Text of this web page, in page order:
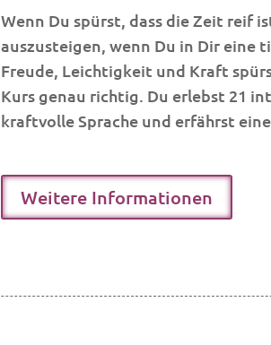
Wenn Du spürst, dass die Zeit reif
auszusteigen, wenn Du in Dir eine
Freude, Leichtigkeit und Kraft
Kurs genau richtig. Du erlebst 21
kraftvolle Sprache und erfährst
Weitere Informationen